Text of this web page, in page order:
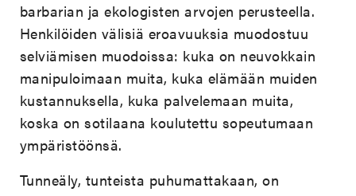
barbarian ja ekologisten arvojen perusteella.
Henkilöiden välisiä eroavuuksia muodostuu
selviämisen muodoissa: kuka on neuvokkain
manipuloimaan muita, kuka elämään muiden
kustannuksella, kuka palvelemaan muita,
koska on sotilaana koulutettu sopeutumaan
ympäristöönsä.
Tunneäly, tunteista puhumattakaan, on